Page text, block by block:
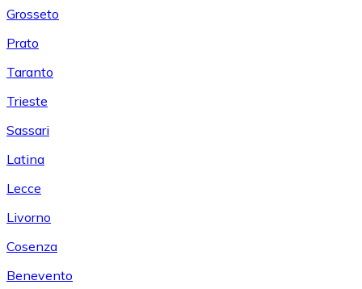
Grosseto
Prato
Taranto
Trieste
Sassari
Latina
Lecce
Livorno
Cosenza
Benevento